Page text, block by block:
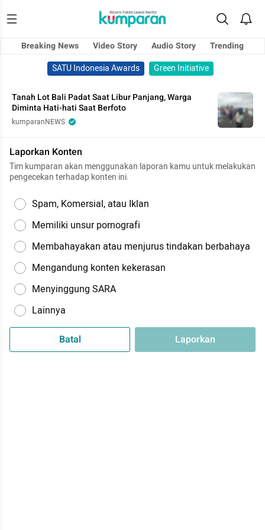
Breaking News Video Story Audio Story
Trending
SATU Indonesia Awards
Green Initiative
Tanah Lot Bali Padat Saat Libur Panjang, Warga
Diminta Hati-hati Saat Berfoto
kumparanNEWS
Laporkan Konten
Tim kumparan akan menggunakan laporan kamu untuk melakukan
pengecekan terhadap konten ini.
Spam, Komersial, atau Iklan
Memiliki unsur pornografi
Membahayakan atau menjurus tindakan berbahaya
Mengandung konten kekerasan
Menyinggung SARA
Lainnya
Batal Laporkan